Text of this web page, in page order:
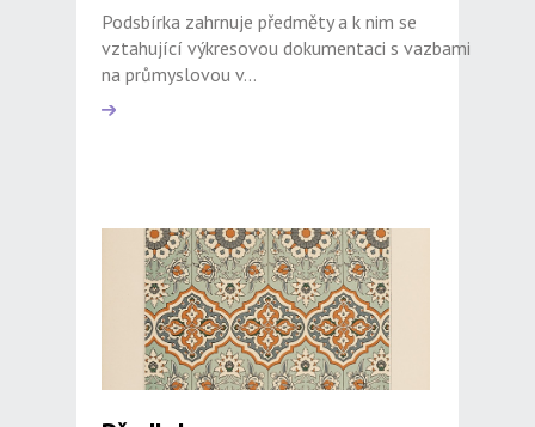
Podsbírka zahrnuje předměty a k nim se
vztahující výkresovou dokumentaci s vazbami
na průmyslovou v...